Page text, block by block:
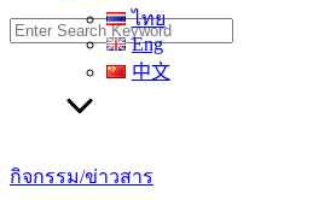
ไทย
Eng
中文
Search
for:
กิจกรรม/ข่าวสาร